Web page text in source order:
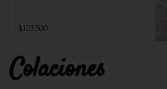
$103.500
Colaciones